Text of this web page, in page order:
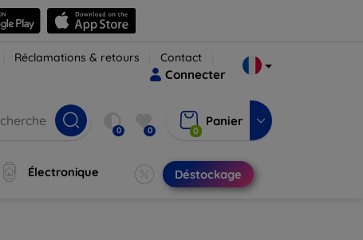
Réclamations & retours Contact
Connecter
0 0 0
Panier
Électronique Déstockage